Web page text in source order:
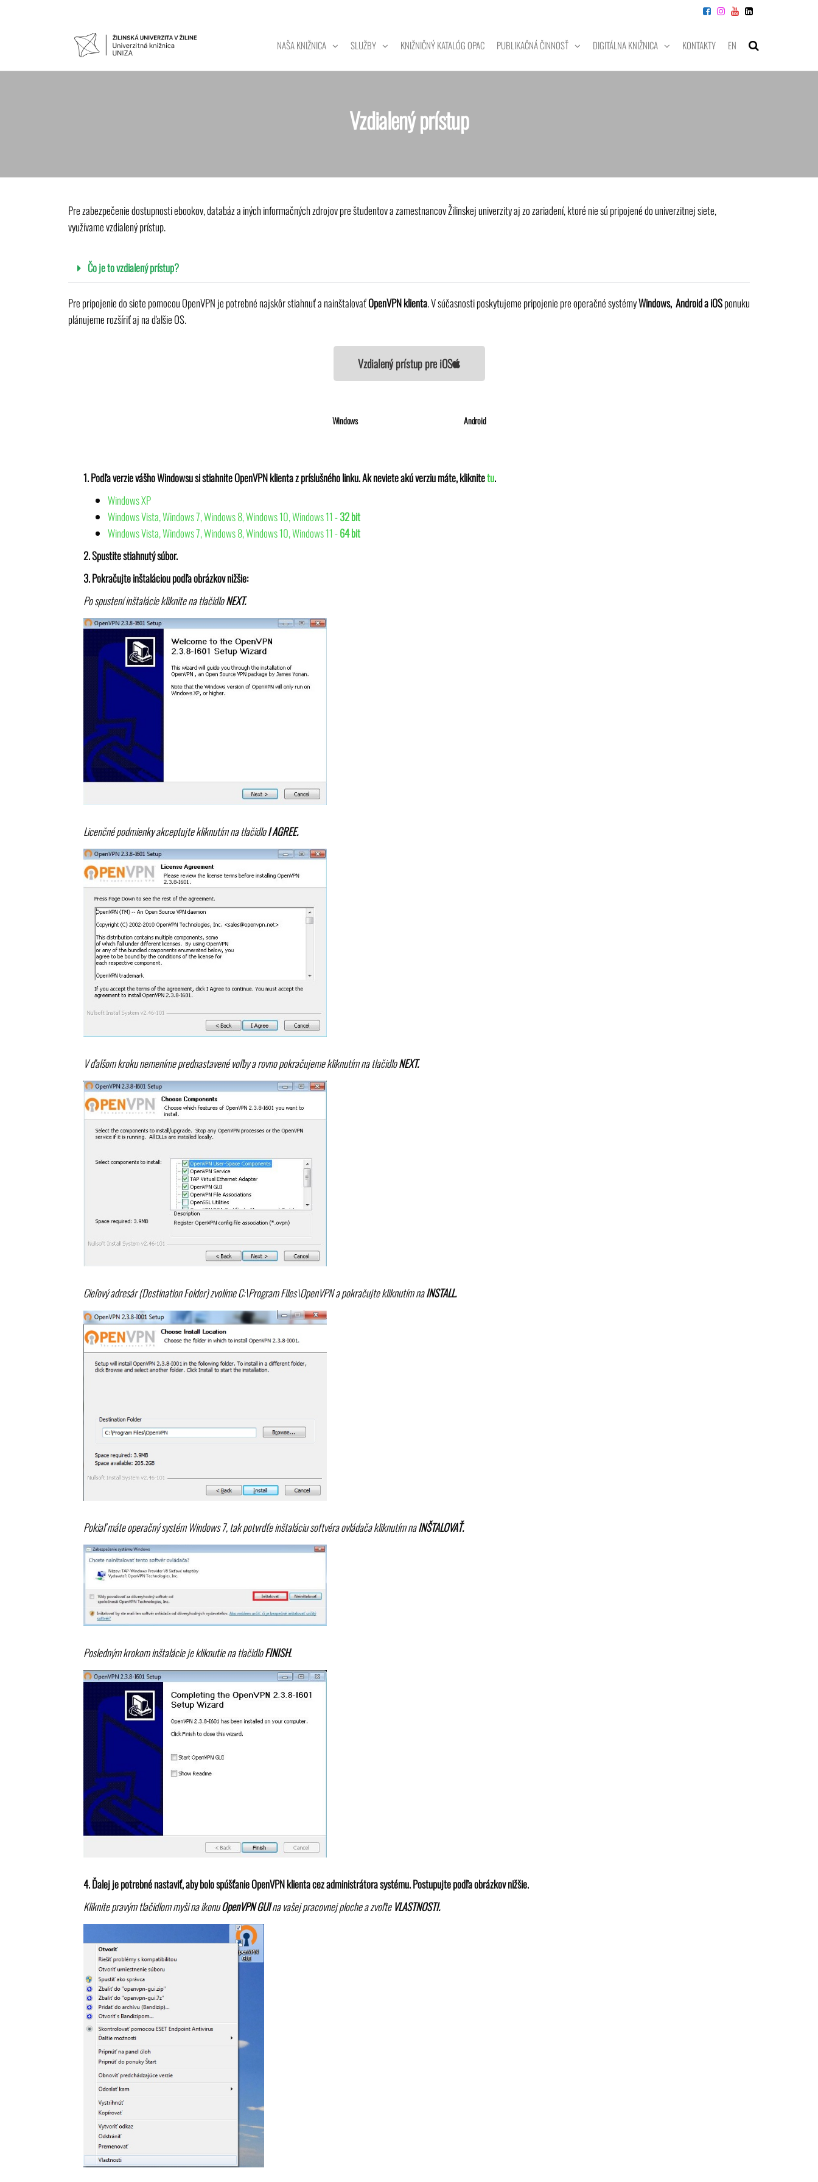
UNIVERZITNÁ
KNIŽNICA
NAŠA KNIŽNICA SLUŽBY KNIŽNIČNÝ KATALÓG OPAC PUBLIKAČNÁ ČINNOSŤ DIGITÁLNA KNIŽNICA KONTAKTY EN
Vzdialený prístup
Pre zabezpečenie dostupnosti ebookov, databáz a iných informačných zdrojov pre študentov a zamestnancov Žilinskej univerzity aj zo zariadení, ktoré nie sú pripojené do univerzitnej siete,
využívame vzdialený prístup.
Čo je to vzdialený prístup?
Pre pripojenie do siete pomocou OpenVPN je potrebné najskôr stiahnuť a nainštalovaťOpenVPN klienta. V súčasnosti poskytujeme pripojenie pre operačné systémyWindows, Android a iOSponuku
plánujeme rozšíriť aj na ďalšie OS.
Vzdialený prístup pre iOS
Windows Android
1. Podľa verzie vášho Windowsu si stiahnite OpenVPN klienta z príslušného linku. Ak neviete akú verziu máte, kliknitetu.
Windows XP
Windows Vista, Windows 7, Windows 8, Windows 10, Windows 11 -32 bit
Windows Vista, Windows 7, Windows 8, Windows 10, Windows 11 -64 bit
2. Spustite stiahnutý súbor.
3. Pokračujte inštaláciou podľa obrázkov nižšie:
Po spustení inštalácie kliknite na tlačidloNEXT.
Licenčné podmienky akceptujte kliknutím na tlačidloI AGREE.
V ďalšom kroku nemeníme prednastavené voľby a rovno pokračujeme kliknutím na tlačidloNEXT.
Cieľový adresár (Destination Folder) zvolíme C:\Program Files\OpenVPN a pokračujte kliknutím naINSTALL.
Pokiaľ máte operačný systém Windows 7, tak potvrdťe inštaláciu softvéra ovládača kliknutím naINŠTALOVAŤ.
Posledným krokom inštalácie je kliknutie na tlačidloFINISH.
4. Ďalej je potrebné nastaviť, aby bolo spúšťanie OpenVPN klienta cez administrátora systému. Postupujte podľa obrázkov nižšie.
Kliknite pravým tlačidlom myši na ikonuOpenVPN GUIna vašej pracovnej ploche a zvoľte VLASTNOSTI.